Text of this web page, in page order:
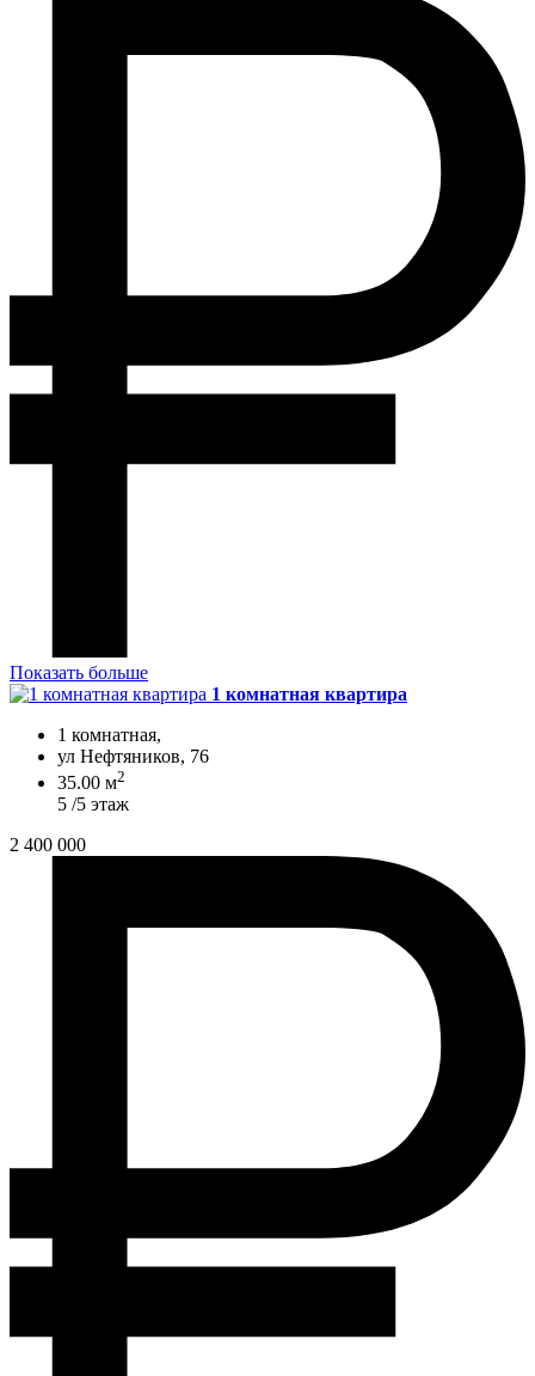
Показать больше
1 комнатная квартира
1 комнатная,
ул Нефтяников, 76
35.00 м2
5 /5 этаж
2 400 000